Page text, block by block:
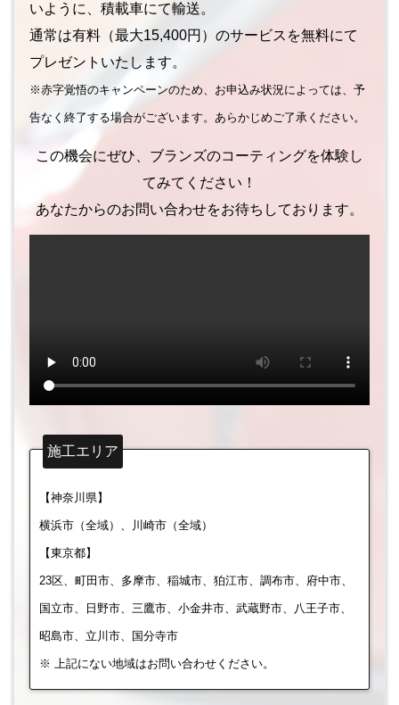
いように、積載車にて輸送。
通常は有料（最大15,400円）のサービスを無料にて
プレゼントいたします。
※赤字覚悟のキャンペーンのため、お申込み状況によっては、予
告なく終了する場合がございます。あらかじめご了承ください。
この機会にぜひ、ブランズのコーティングを体験し
てみてください！
あなたからのお問い合わせをお待ちしております。
施工エリア
【神奈川県】
横浜市（全域）、川崎市（全域）
【東京都】
23区、町田市、多摩市、稲城市、狛江市、調布市、府中市、
国立市、日野市、三鷹市、小金井市、武蔵野市、八王子市、
昭島市、立川市、国分寺市
※ 上記にない地域はお問い合わせください。